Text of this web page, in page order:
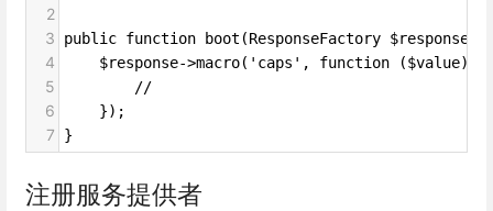
2
3
public function boot(ResponseFactory $response){
4
    $response->macro('caps', function ($value) {
5
        //
6
    });
7 }
注册服务提供者